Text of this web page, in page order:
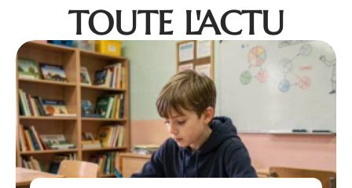
TOUTE L'ACTU